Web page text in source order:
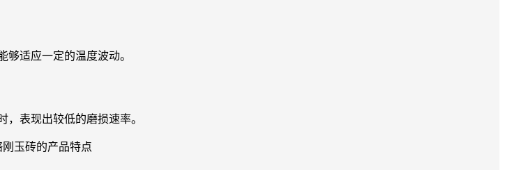
适应一定的温度波动。
表现出较低的磨损速率。